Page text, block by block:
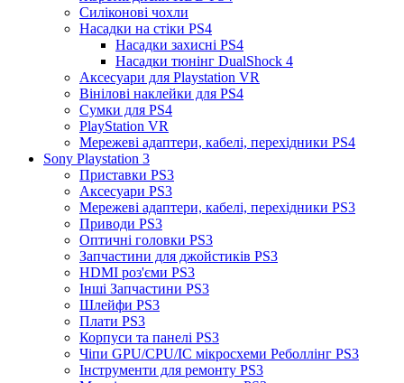
Силіконові чохли
Насадки на стіки PS4
Насадки захисні PS4
Насадки тюнінг DualShock 4
Аксесуари для Playstation VR
Вінілові наклейки для PS4
Сумки для PS4
PlayStation VR
Мережеві адаптери, кабелі, перехідники PS4
Sony Playstation 3
Приставки PS3
Аксесуари PS3
Мережеві адаптери, кабелі, перехідники PS3
Приводи PS3
Оптичні головки PS3
Запчастини для джойстиків PS3
HDMI роз'єми PS3
Інші Запчастини PS3
Шлейфи PS3
Плати PS3
Корпуси та панелі PS3
Чіпи GPU/CPU/IC мікросхеми Реболлінг PS3
Інструменти для ремонту PS3